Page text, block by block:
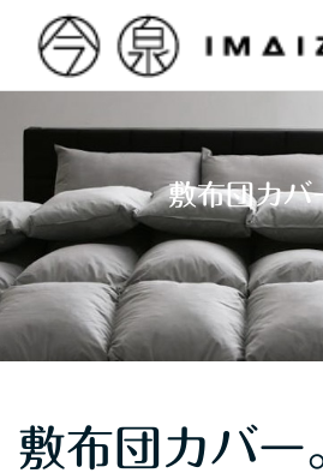
content
敷布団カバ
敷布団カバー